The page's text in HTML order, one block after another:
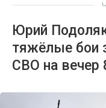
Юрий
тяжёлые бои
СВО на вечер